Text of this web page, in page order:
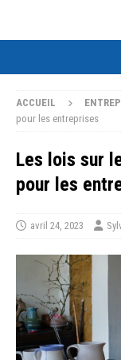
ACCUEIL
pour les entreprises
Les lois sur
pour les
avril 24, 2023